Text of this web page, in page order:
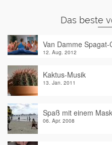
Das beste
Van Damme Spagat-
12. Aug. 2012
Kaktus-Musik
13. Jan. 2011
Spaß mit einem
06. Apr. 2008